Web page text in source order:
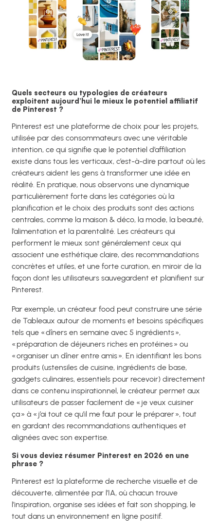
Quels secteurs ou typologies de créateurs
exploitent aujourd’hui le mieux le potentiel affiliatif
de Pinterest ?
Pinterest est une plateforme de choix pour les projets,
utilisée par des consommateurs avec une véritable
intention, ce qui signifie que le potentiel d’affiliation
existe dans tous les verticaux, c’est-à-dire partout où les
créateurs aident les gens à transformer une idée en
réalité. En pratique, nous observons une dynamique
particulièrement forte dans les catégories où la
planification et le choix des produits sont des actions
centrales, comme la maison & déco, la mode, la beauté,
l’alimentation et la parentalité. Les créateurs qui
performent le mieux sont généralement ceux qui
associent une esthétique claire, des recommandations
concrètes et utiles, et une forte curation, en miroir de la
façon dont les utilisateurs sauvegardent et planifient sur
Pinterest.
Par exemple, un créateur food peut construire une série
de Tableaux autour de moments et besoins spécifiques
tels que « dîners en semaine avec 5 ingrédients »,
« préparation de déjeuners riches en protéines » ou
« organiser un dîner entre amis ». En identifiant les bons
produits (ustensiles de cuisine, ingrédients de base,
gadgets culinaires, essentiels pour recevoir) directement
dans ce contenu inspirationnel, le créateur permet aux
utilisateurs de passer facilement de « je veux cuisiner
ça » à « j’ai tout ce qu’il me faut pour le préparer », tout
en gardant des recommandations authentiques et
alignées avec son expertise.
Si vous deviez résumer Pinterest en 2026 en une
phrase ?
Pinterest est la plateforme de recherche visuelle et de
découverte, alimentée par l’IA, où chacun trouve
l’inspiration, organise ses idées et fait son shopping, le
tout dans un environnement en ligne positif.